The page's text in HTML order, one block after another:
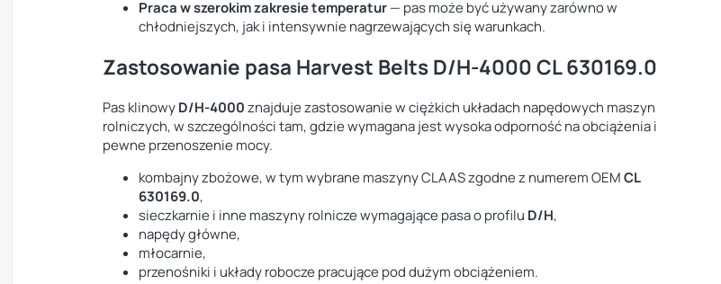
Praca w szerokim zakresie temperatur— pas może być używany zarówno w
chłodniejszych, jak i intensywnie nagrzewających się warunkach.
Zastosowanie pasa Harvest Belts D/H-4000 CL 630169.0
Pas klinowyD/H-4000znajduje zastosowanie w ciężkich układach napędowych maszyn
rolniczych, w szczególności tam, gdzie wymagana jest wysoka odporność na obciążenia i
pewne przenoszenie mocy.
kombajny zbożowe, w tym wybrane maszyny CLAAS zgodne z numerem OEMCL
630169.0,
sieczkarnie i inne maszyny rolnicze wymagające pasa o profilu D/H,
napędy główne,
młocarnie,
przenośniki i układy robocze pracujące pod dużym obciążeniem.